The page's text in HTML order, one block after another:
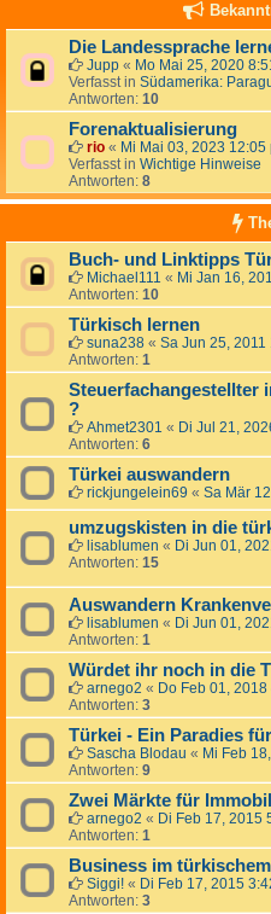
Die Landessprache
Jupp « Mo Mai 25, 2020
Verfasst in Südamerika:
Antworten: 10
Forenaktualisierung
rio « Mi Mai 03, 2023 12:05
Verfasst in Wichtige Hinweise
Antworten: 8
Buch- und Linktipps
Michael111 « Mi Jan 16,
Antworten: 10
Türkisch lernen
suna238 « Sa Jun 25, 2011
Antworten: 1
Steuerfachangestellter
?
Ahmet2301 « Di Jul 21,
Antworten: 6
Türkei auswandern
rickjungelein69 « Sa Mär
umzugskisten in die
lisablumen « Di Jun 01,
Antworten: 15
Auswandern
lisablumen « Di Jun 01,
Antworten: 1
Würdet ihr noch in die
arnego2 « Do Feb 01,
Antworten: 3
Türkei - Ein Paradies
Sascha Blodau « Mi Feb
Antworten: 9
Zwei Märkte für
arnego2 « Di Feb 17, 2015
Antworten: 1
Business im
Siggi! « Di Feb 17, 2015
Antworten: 3